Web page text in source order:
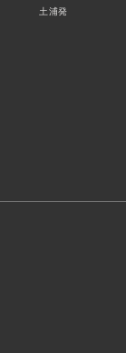
土浦発